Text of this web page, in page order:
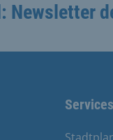
Newsletter
Services